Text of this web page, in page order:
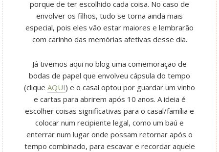
porque de ter escolhido cada coisa. No caso de
envolver os filhos, tudo se torna ainda mais
especial, pois eles vão estar maiores e lembrarão
com carinho das memórias afetivas desse dia.
Já tivemos aqui no blog uma comemoração de
bodas de papel que envolveu cápsula do tempo
(clique AQUI) e o casal optou por guardar um vinho
e cartas para abrirem após 10 anos. A ideia é
escolher coisas significativas para o casal/família e
colocar num recipiente legal, como um baú e
enterrar num lugar onde possam retornar após o
tempo combinado, para escavar e recordar aquele